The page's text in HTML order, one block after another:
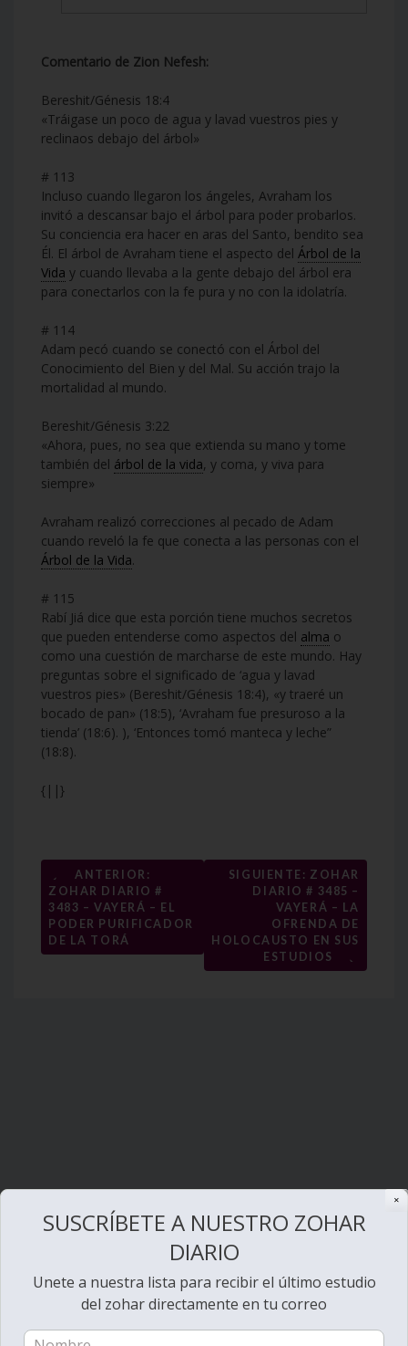
Comentario de Zion Nefesh:
Bereshit/Génesis 18:4
«Tráigase un poco de agua y lavad vuestros pies y
reclinaos debajo del árbol»
# 113
Incluso cuando llegaron los ángeles, Avraham los
invitó a descansar bajo el árbol para poder probarlos.
Su conciencia era hacer en aras del Santo, bendito sea
Él. El árbol de Avraham tiene el aspecto del Árbol de la
Vida y cuando llevaba a la gente debajo del árbol era
para conectarlos con la fe pura y no con la idolatría.
# 114
Adam pecó cuando se conectó con el Árbol del
Conocimiento del Bien y del Mal. Su acción trajo la
mortalidad al mundo.
Bereshit/Génesis 3:22
«Ahora, pues, no sea que extienda su mano y tome
también del árbol de la vida, y coma, y viva para
siempre»
Avraham realizó correcciones al pecado de Adam
cuando reveló la fe que conecta a las personas con el
Árbol de la Vida.
# 115
Rabí Jiá dice que esta porción tiene muchos secretos
que pueden entenderse como aspectos del alma o
como una cuestión de marcharse de este mundo. Hay
preguntas sobre el significado de ‘agua y lavad
vuestros pies» (Bereshit/Génesis 18:4), «y traeré un
bocado de pan» (18:5), ‘Avraham fue presuroso a la
tienda’ (18:6). ), ‘Entonces tomó manteca y leche”
(18:8).
{||}
Navegación
de
entradas
←
ANTERIOR:
ZOHAR DIARIO #
3483 – VAYERÁ – EL
PODER PURIFICADOR
DE LA TORÁ
SIGUIENTE: ZOHAR
DIARIO # 3485 –
VAYERÁ – LA
OFRENDA DE
HOLOCAUSTO EN SUS
ESTUDIOS
→
✕
SUSCRÍBETE A NUESTRO ZOHAR
DIARIO
Unete a nuestra lista para recibir el último estudio
del zohar directamente en tu correo